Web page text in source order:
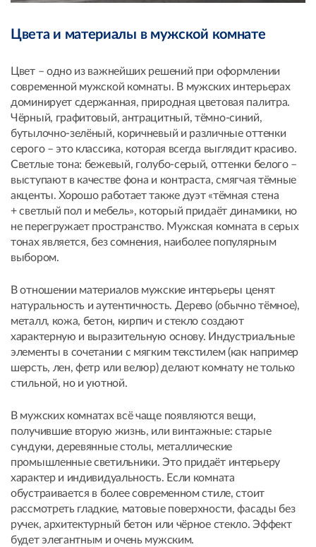
Цвета и материалы в мужской комнате
Цвет – одно из важнейших решений при оформлении
современной мужской комнаты. В мужских интерьерах
доминирует сдержанная, природная цветовая палитра.
Чёрный, графитовый, антрацитный, тёмно-синий,
бутылочно-зелёный, коричневый и различные оттенки
серого – это классика, которая всегда выглядит красиво.
Светлые тона: бежевый, голубо-серый, оттенки белого –
выступают в качестве фона и контраста, смягчая тёмные
акценты. Хорошо работает также дуэт «тёмная стена
+ светлый пол и мебель», который придаёт динамики, но
не перегружает пространство. Мужская комната в серых
тонах является, без сомнения, наиболее популярным
выбором.
В отношении материалов мужские интерьеры ценят
натуральность и аутентичность. Дерево (обычно тёмное),
металл, кожа, бетон, кирпич и стекло создают
характерную и выразительную основу. Индустриальные
элементы в сочетании с мягким текстилем (как например
шерсть, лен, фетр или велюр) делают комнату не только
стильной, но и уютной.
В мужских комнатах всё чаще появляются вещи,
получившие вторую жизнь, или винтажные: старые
сундуки, деревянные столы, металлические
промышленные светильники. Это придаёт интерьеру
характер и индивидуальность. Если комната
обустраивается в более современном стиле, стоит
рассмотреть гладкие, матовые поверхности, фасады без
ручек, архитектурный бетон или чёрное стекло. Эффект
будет элегантным и очень мужским.